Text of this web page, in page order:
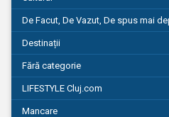
De Facut, De Vazut, De spus mai
Destinații
Fără categorie
LIFESTYLE Cluj.com
Mancare